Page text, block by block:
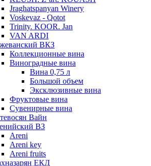
Jraghatspanyan Winery
Voskevaz - Qotot
Trinity. KOOR. Jan
VAN ARDI
ВКЗ
Коллекционные вина
Виноградные вина
Вина 0,75 л
Большой объем
Эксклюзивные вина
Фруктовые вина
Cувенирные вина
Вайн
ВЗ
Areni
Areni key
Areni fruits
ЕКД